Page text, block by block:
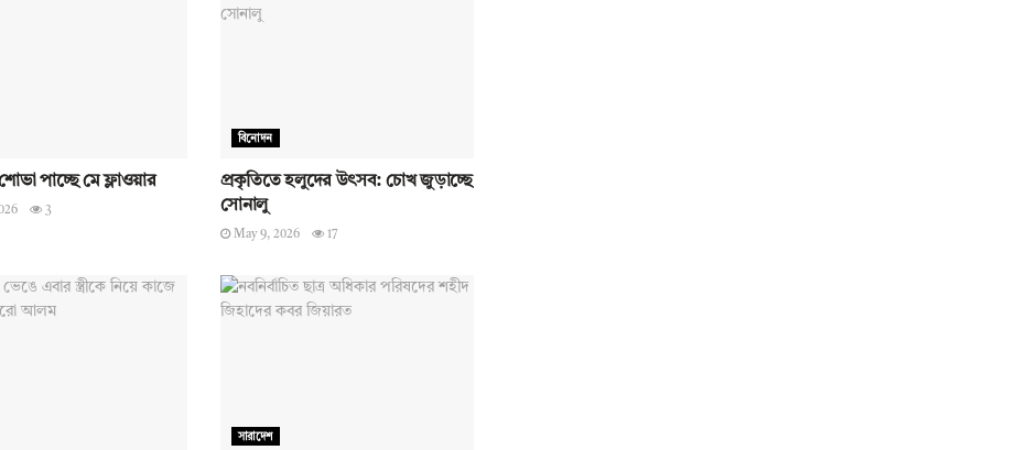
পাচ্ছে মে ফ্লাওয়ার
3
বিনোদন
প্রকৃতিতে হলুদের উৎসব: চোখ জুড়াচ্ছে
সোনালু
May 9, 2026 17
সারাদেশ